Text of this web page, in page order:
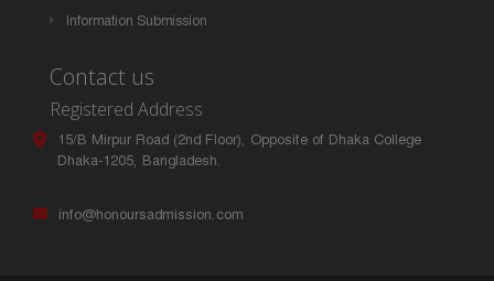
Information Submission
Contact us
Registered Address
15/B Mirpur Road (2nd Floor), Opposite of Dhaka College
Dhaka-1205, Bangladesh.
info@honoursadmission.com